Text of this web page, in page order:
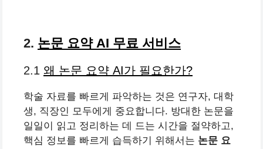
2. 논문 요약 AI 무료 서비스
2.1 왜 논문 요약 AI가 필요한가?
학술 자료를 빠르게 파악하는 것은 연구자, 대학
생, 직장인 모두에게 중요합니다. 방대한 논문을
일일이 읽고 정리하는 데 드는 시간을 절약하고,
핵심 정보를 빠르게 습득하기 위해서는 논문 요